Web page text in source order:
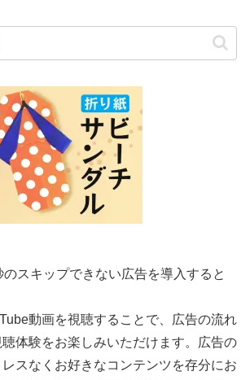
スキップできない広告を導入すると
動画を視聴することで、広告の流れ
体験をお楽しみいただけます。広告の
スなくお好きなコンテンツを存分にお